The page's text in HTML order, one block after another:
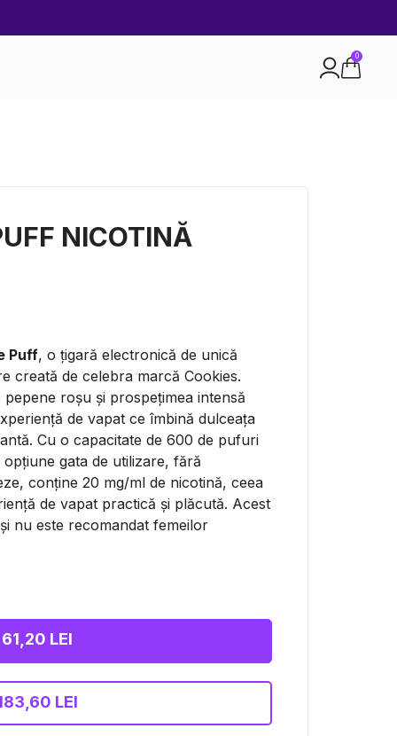
0
NICOTINĂ
Puff, o țigară electronică de unică
creată de celebra marcă Cookies.
roșu și prospețimea intensă
de vapat ce îmbină dulceața
Cu o capacitate de 600 de pufuri
gata de utilizare, fără
conține 20 mg/ml de nicotină, ceea
de vapat practică și plăcută. Acest
nu este recomandat femeilor
61,20 LEI
LEI